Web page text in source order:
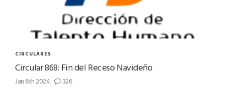
CIRCULARES
Circular 868: Fin del Receso Navideño
Jan 6th 2024 326